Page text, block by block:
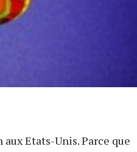
Etats-Unis. Parce que